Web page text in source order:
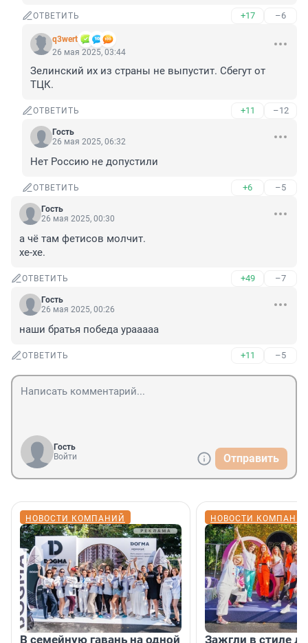
ОТВЕТИТЬ +17 –6
q3wert
26 мая 2025, 03:44
Зелинский их из страны не выпустит. Сбегут от
ТЦК.
ОТВЕТИТЬ +11 –12
Гость
26 мая 2025, 06:32
Нет Россию не допустили
ОТВЕТИТЬ +6 –5
Гость
26 мая 2025, 00:30
а чё там фетисов молчит.
хе-хе.
ОТВЕТИТЬ +49 –7
Гость
26 мая 2025, 00:26
наши братья победа урааааа
ОТВЕТИТЬ +11 –5
Гость
Войти
Отправить
НОВОСТИ КОМПАНИЙ
В семейную гавань на одной
НОВОСТИ
Зажгли в стиле